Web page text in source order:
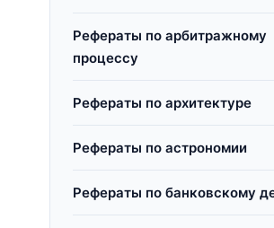
Рефераты по арбитражному
процессу
Рефераты по архитектуре
Рефераты по астрономии
Рефераты по банковскому